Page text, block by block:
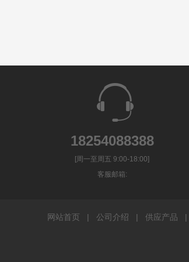
18254088388
[周一至周五 9:00-18:00]
客服邮箱:
网站首页 | 公司介绍 | 供应产品 |